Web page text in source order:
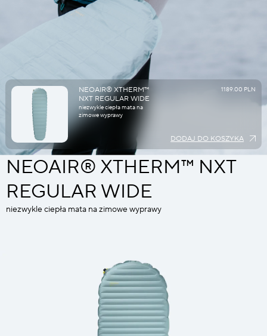
NEOAIR® XTHERM™
NXT REGULAR WIDE
niezwykle ciepła mata na
zimowe wyprawy
1189.00 PLN
DODAJ DO KOSZYKA
NEOAIR® XTHERM™ NXT
REGULAR WIDE
niezwykle ciepła mata na zimowe wyprawy